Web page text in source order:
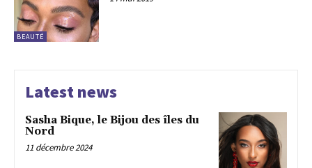
BEAUTÉ
Latest news
Sasha Bique, le Bijou des îles du
Nord
11 décembre 2024